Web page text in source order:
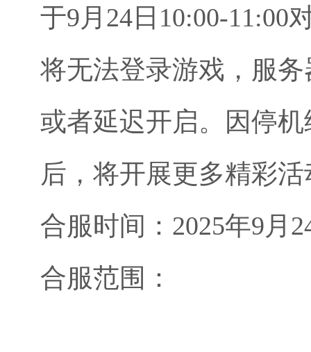
于9月24日10:00-11:00
将无法登录游戏，服
或者延迟开启。因停
后，将开展更多精彩
合服时间：2025年9月
合服范围：